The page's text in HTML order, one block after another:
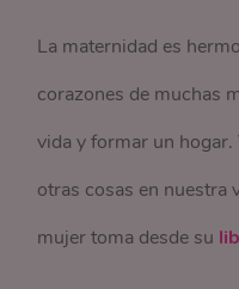
La maternidad es
corazones de muchas
vida y formar un
otras cosas en nuestra
mujer toma desde su